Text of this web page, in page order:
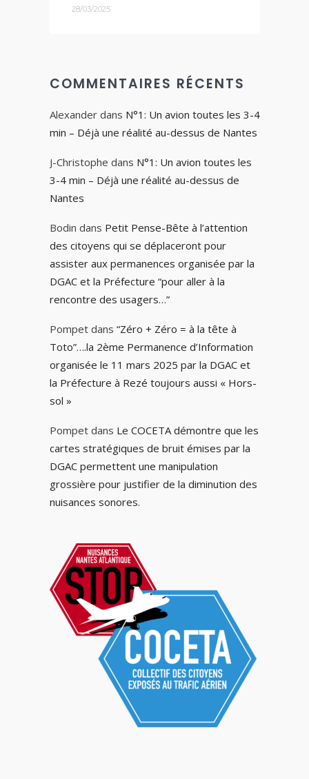
28/03/2025
COMMENTAIRES RÉCENTS
Alexanderdans N°1: Un avion toutes les 3-4
min – Déjà une réalité au-dessus de Nantes
J-Christophe dans N°1: Un avion toutes les
3-4 min – Déjà une réalité au-dessus de
Nantes
Bodin dans Petit Pense-Bête à l’attention
des citoyens qui se déplaceront pour
assister aux permanences organisée par la
DGAC et la Préfecture “pour aller à la
rencontre des usagers…”
Pompetdans “Zéro + Zéro = à la tête à
Toto”….la 2ème Permanence d’Information
organisée le 11 mars 2025 par la DGAC et
la Préfecture à Rezé toujours aussi « Hors-
sol »
Pompetdans Le COCETA démontre que les
cartes stratégiques de bruit émises par la
DGAC permettent une manipulation
grossière pour justifier de la diminution des
nuisances sonores.